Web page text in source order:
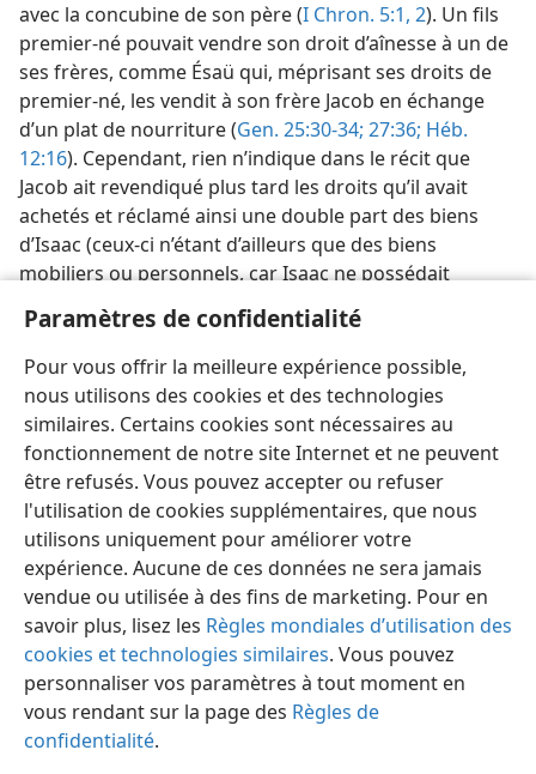
Paramètres de confidentialité
Pour vous offrir la meilleure expérience possible,
nous utilisons des cookies et des technologies
similaires. Certains cookies sont nécessaires au
fonctionnement de notre site Internet et ne peuvent
être refusés. Vous pouvez accepter ou refuser
l'utilisation de cookies supplémentaires, que nous
utilisons uniquement pour améliorer votre
expérience. Aucune de ces données ne sera jamais
vendue ou utilisée à des fins de marketing. Pour en
savoir plus, lisez les Règles mondiales d’utilisation des
cookies et technologies similaires. Vous pouvez
personnaliser vos paramètres à tout moment en
vous rendant sur la page des Règles de
confidentialité.
avec la concubine de son père (I Chron. 5:1, 2). Un fils
premier-né pouvait vendre son droit d’aînesse à un de
ses frères, comme Ésaü qui, méprisant ses droits de
premier-né, les vendit à son frère Jacob en échange
d’un plat de nourriture (Gen. 25:30-34; 27:36; Héb.
12:16). Cependant, rien n’indique dans le récit que
Jacob ait revendiqué plus tard les droits qu’il avait
achetés et réclamé ainsi une double part des biens
d’Isaac (ceux-ci n’étant d’ailleurs que des biens
mobiliers ou personnels, car Isaac ne possédait
caverne qui servait de sépulture). Jacob s’intéressait à
un héritage spirituel, à la promesse faite à Abraham
concernant la postérité. — Gen. 28:3, 4,12-15.
Français Partager Préférences
Copyright © 2026 Watch Tower Bible and Tract Society of Pennsylvania
Conditions d’utilisation
Règles de confidentialité
Paramètres de confidentialité
Se connecter